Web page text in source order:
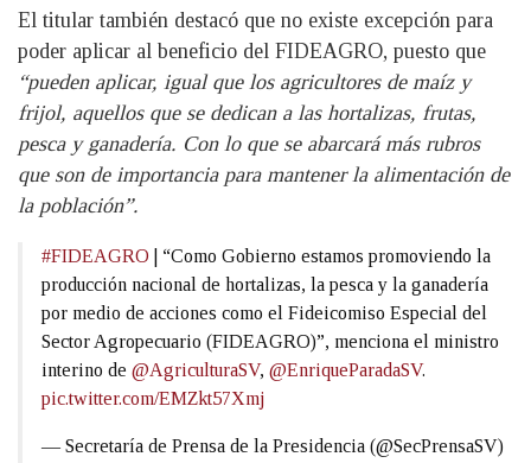
El titular también destacó que no existe excepción para
poder aplicar al beneficio del FIDEAGRO, puesto que
“pueden aplicar, igual que los agricultores de maíz y
frijol, aquellos que se dedican a las hortalizas, frutas,
pesca y ganadería. Con lo que se abarcará más rubros
que son de importancia para mantener la alimentación de
la población”.
#FIDEAGRO | “Como Gobierno estamos promoviendo la
producción nacional de hortalizas, la pesca y la ganadería
por medio de acciones como el Fideicomiso Especial del
Sector Agropecuario (FIDEAGRO)”, menciona el ministro
interino de @AgriculturaSV, @EnriqueParadaSV.
pic.twitter.com/EMZkt57Xmj
— Secretaría de Prensa de la Presidencia (@SecPrensaSV)